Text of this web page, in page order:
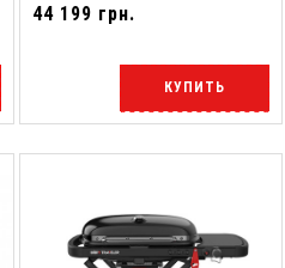
44 199 грн.
КУПИТЬ